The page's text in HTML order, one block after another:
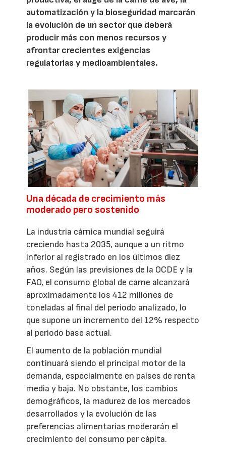
automatización y la bioseguridad marcarán
la evolución de un sector que deberá
producir más con menos recursos y
afrontar crecientes exigencias
regulatorias y medioambientales.
Una década de crecimiento más
moderado pero sostenido
La industria cárnica mundial seguirá
creciendo hasta 2035, aunque a un ritmo
inferior al registrado en los últimos diez
años. Según las previsiones de la OCDE y la
FAO, el consumo global de carne alcanzará
aproximadamente los 412 millones de
toneladas al final del periodo analizado, lo
que supone un incremento del 12% respecto
al periodo base actual.
El aumento de la población mundial
continuará siendo el principal motor de la
demanda, especialmente en países de renta
media y baja. No obstante, los cambios
demográficos, la madurez de los mercados
desarrollados y la evolución de las
preferencias alimentarias moderarán el
crecimiento del consumo per cápita.